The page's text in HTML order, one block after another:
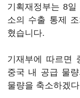
기획재정부는 8
소의 수출 통제
혔습니다.
기재부에 따르면
중국 내 공급 물
물량을 축소하겠